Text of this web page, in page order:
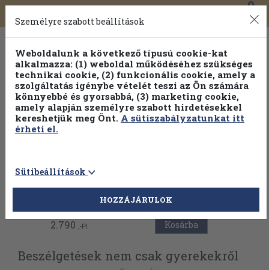
Toggle
navigation
0
Vissza az előző oldalra
2.790 ,-Ft Kosárba
Beszélgetések nem csak gyerekekről
Személyre szabott beállítások
Weboldalunk a következő típusú cookie-kat
alkalmazza: (1) weboldal működéséhez szükséges
technikai cookie, (2) funkcionális cookie, amely a
szolgáltatás igénybe vételét teszi az Ön számára
könnyebbé és gyorsabbá, (3) marketing cookie,
amely alapján személyre szabott hirdetésekkel
kereshetjük meg Önt. A sütiszabályzatunkat itt
érheti el.
Sütibeállítások
HOZZÁJÁRULOK